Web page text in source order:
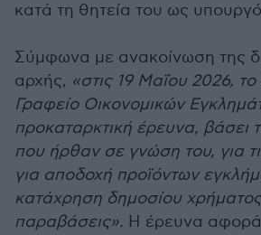
κατά τη θητεία του ως
Σύμφωνα με ανακοίνωση της
αρχής, «στις 19 Μαΐου 2026, το
Γραφείο Οικονομικών
προκαταρκτική έρευνα, βάσει
που ήρθαν σε γνώση του, για
για αποδοχή προϊόντων
κατάχρηση δημοσίου
παραβάσεις». Η έρευνα